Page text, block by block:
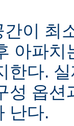
이 최
아파
한다.
성 옵
난다.